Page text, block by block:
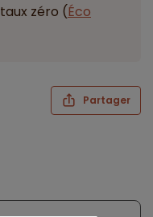
zéro (Éco
Partager